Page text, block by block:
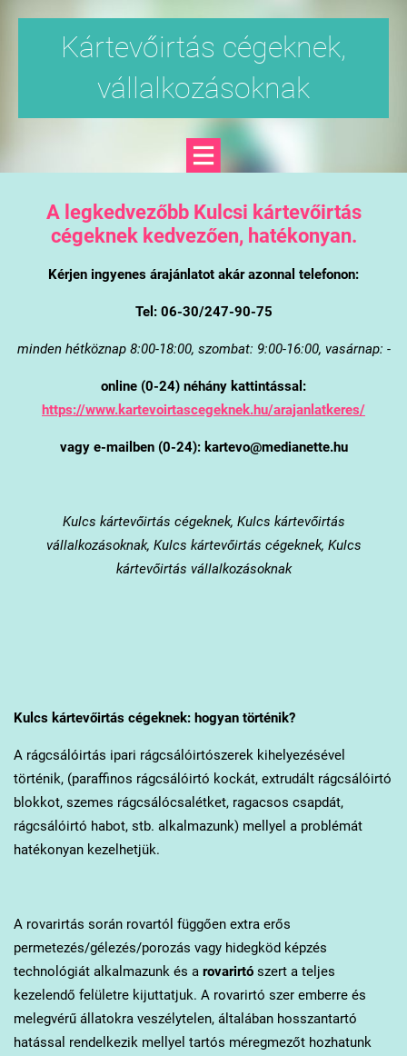
Kártevőirtás cégeknek,
vállalkozásoknak
A legkedvezőbb Kulcsi kártevőirtás
cégeknek kedvezően, hatékonyan.
Kérjen ingyenes árajánlatot akár azonnal telefonon:
Tel: 06-30/247-90-75
minden hétköznap 8:00-18:00, szombat: 9:00-16:00, vasárnap: -
online (0-24) néhány kattintással:
https://www.kartevoirtascegeknek.hu/arajanlatkeres/
vagy e-mailben (0-24): kartevo@medianette.hu
Kulcs kártevőirtás cégeknek, Kulcs kártevőirtás
vállalkozásoknak, Kulcs kártevőirtás cégeknek, Kulcs
kártevőirtás vállalkozásoknak
Kulcskártevőirtás cégeknek: hogyan történik?
A rágcsálóirtás ipari rágcsálóirtószerek kihelyezésével
történik, (paraffinos rágcsálóirtó kockát, extrudált rágcsálóirtó
blokkot, szemes rágcsálócsalétket, ragacsos csapdát,
rágcsálóirtó habot, stb. alkalmazunk) mellyel a problémát
hatékonyan kezelhetjük.
A rovarirtás során rovartól függően extra erős
permetezés/gélezés/porozás vagy hidegköd képzés
technológiát alkalmazunk és a rovarirtószert a teljes
kezelendő felületre kijuttatjuk. A rovarirtó szer emberre és
melegvérű állatokra veszélytelen, általában hosszantartó
hatással rendelkezik mellyel tartós méregmezőt hozhatunk